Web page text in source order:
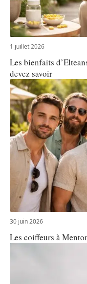
1 juillet 2026
Les bienfaits
devez savoir
30 juin 2026
Les coiffeurs à